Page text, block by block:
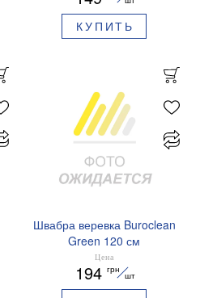
КУПИТЬ
Швабра веревка Buroclean
Green 120 см
микрофибровая насадка
130 г 10300119
Цена
194 грн
шт